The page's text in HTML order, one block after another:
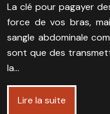
La clé pour pagayer
force de vos bras,
sangle abdominale
sont que des
la…
Lire la suite